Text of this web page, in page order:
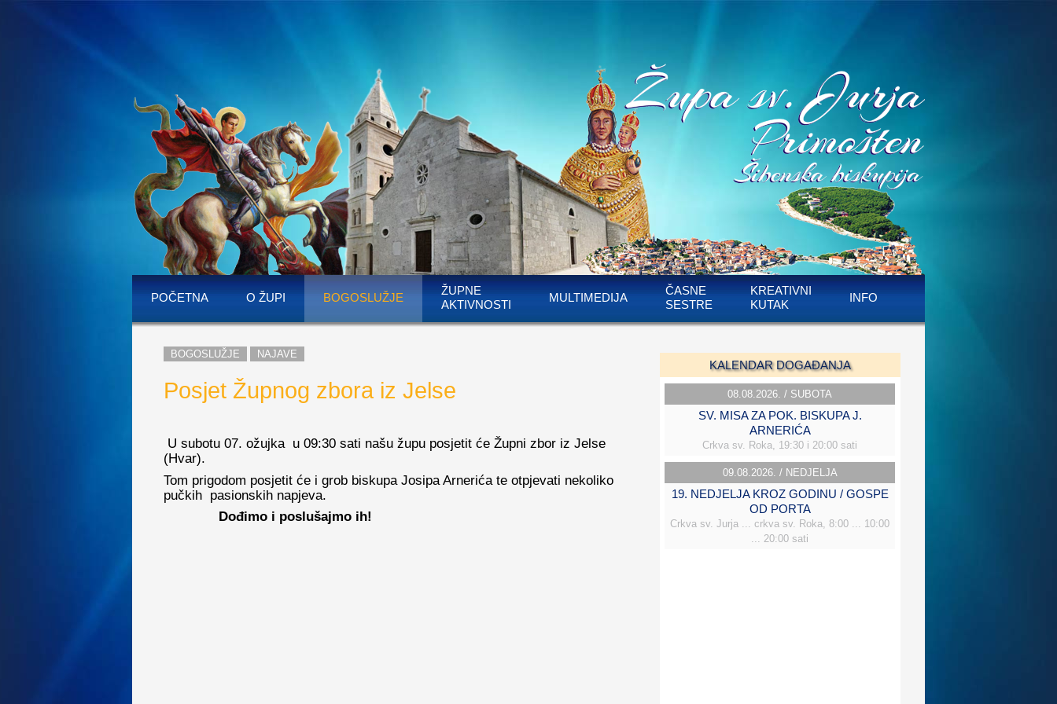
POČETNA O ŽUPI BOGOSLUŽJE
ŽUPNE
AKTIVNOSTI
MULTIMEDIJA
ČASNE
SESTRE
KREATIVNI
KUTAK
INFO
BOGOSLUŽJE NAJAVE
Posjet Župnog zbora iz Jelse
U subotu 07. ožujka u 09:30 sati našu župu posjetit će Župni zbor iz Jelse
(Hvar).
Tom prigodom posjetit će i grob biskupa Josipa Arnerića te otpjevati nekoliko
pučkih pasionskih napjeva.
Dođimo i poslušajmo ih!
KALENDAR DOGAĐANJA
08.08.2026. / SUBOTA
SV. MISA ZA POK. BISKUPA J.
ARNERIĆA
Crkva sv. Roka, 19:30 i 20:00 sati
09.08.2026. / NEDJELJA
19. NEDJELJA KROZ GODINU / GOSPE
OD PORTA
Crkva sv. Jurja ... crkva sv. Roka, 8:00 ... 10:00
... 20:00 sati